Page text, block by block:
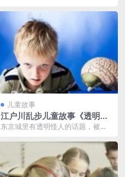
如果想回味小学的生活...
儿童故事
江户川乱步儿童故事《透明怪
人》MP3免费打包 37集 少年
东京城里有透明怪人的话题，被新
的珍珠宝塔被人盗走，...